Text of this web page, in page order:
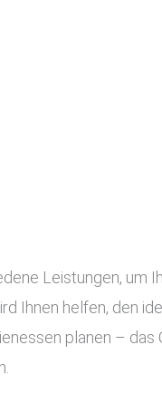
Leistungen,
Ihnen helfen, den
planen –